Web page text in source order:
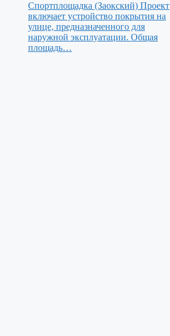
Спортплощадка (Заокский) Проект
включает устройство покрытия на
улице, предназначенного для
наружной эксплуатации. Общая
площадь…